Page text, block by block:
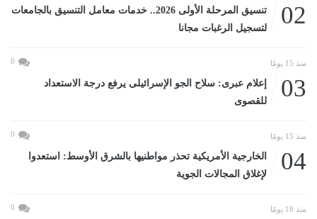
02
تنسيق المرحلة الأولى 2026.. خدمات معامل التنسيق بالجامعات
لتسجيل الرغبات مجانا
منذ 15 يومًا 0
03
إعلام عبرى: سلاح الجو الإسرائيلى يرفع درجة الاستعداد
للقصوى
منذ 15 يومًا 0
04
الخارجية الأمريكية تحذر مواطنيها بالشرق الأوسط: استعدوا
لإغلاق المجالات الجوية
منذ 18 يومًا 0